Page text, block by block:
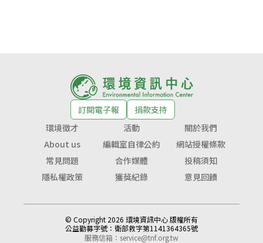
訂閱電子報
捐款支持
環境徵才
活動
關於我們
About us
編輯室自律公約
網站授權條款
常見問題
合作媒體
投稿須知
隱私權政策
獲獎紀錄 意見回饋
© Copyright 2026 環境資訊中心 版權所有
公益勸募字號： 衛部救字第1141364365號
服務信箱： service@tnf.org.tw